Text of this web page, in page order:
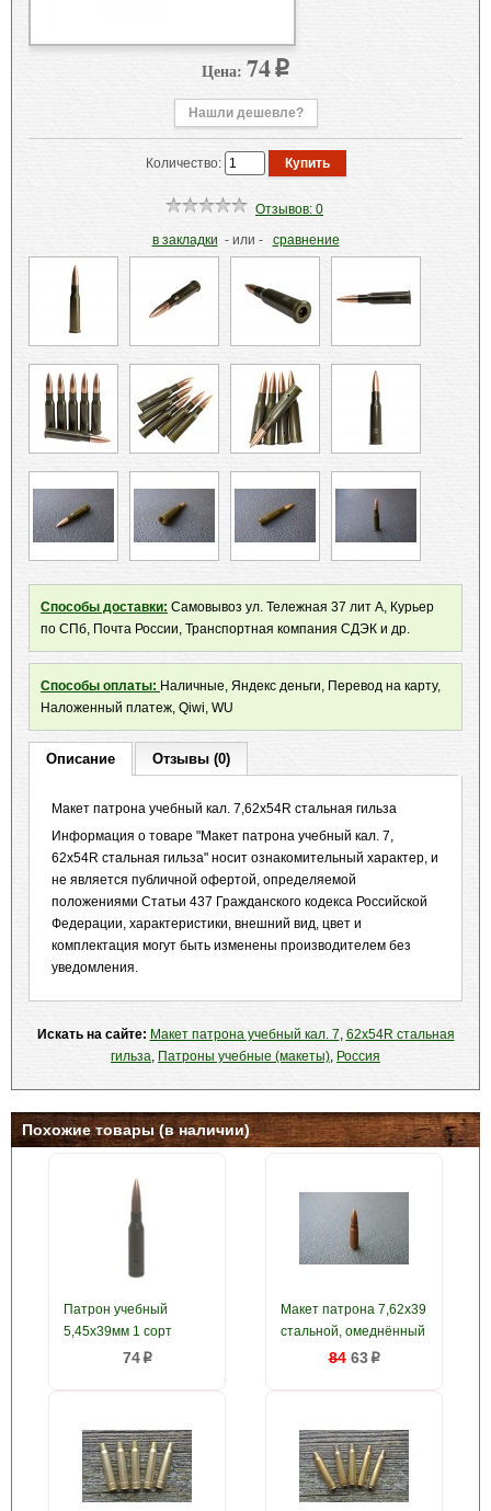
Цена: 74 p
Нашли дешевле?
Количество:
Отзывов: 0
в закладки - или - сравнение
Способы доставки: Самовывоз ул. Тележная 37 лит А, Курьер
по СПб, Почта России, Транспортная компания СДЭК и др.
Способы оплаты: Наличные, Яндекс деньги, Перевод на карту,
Наложенный платеж, Qiwi, WU
Описание Отзывы (0)
Макет патрона учебный кал. 7,62x54R стальная гильза
Информация о товаре "Макет патрона учебный кал. 7,
62x54R стальная гильза" носит ознакомительный характер, и
не является публичной офертой, определяемой
положениями Статьи 437 Гражданского кодекса Российской
Федерации, характеристики, внешний вид, цвет и
комплектация могут быть изменены производителем без
уведомления.
Искать на сайте: Макет патрона учебный кал. 7, 62x54R стальная
гильза, Патроны учебные (макеты), Россия
Похожие товары (в наличии)
Патрон учебный
5,45x39мм 1 сорт
74p
Макет патрона 7,62х39
стальной, омеднённый
84 63p